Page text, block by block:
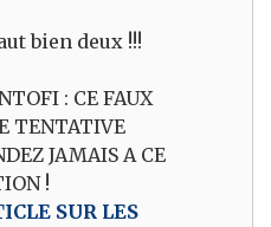
bien deux !!!
: CE FAUX
TENTATIVE
JAMAIS A CE
!
SUR LES